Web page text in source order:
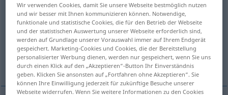
sich verhalten, reagieren
arbeiten, funktionieren
verlaufen, sich verhalten
Wir verwenden Cookies, damit Sie unsere Webseite bestmöglich nutzen
und wir besser mit Ihnen kommunizieren können. Notwendige,
funktionale und statistische Cookies, die für den Betrieb der Webseite
und der statistischen Auswertung unserer Webseite erforderlich sind,
werden auf Grundlage unserer Vorauswahl immer auf Ihrem Endgerät
gespeichert. Marketing-Cookies und Cookies, die der Bereitstellung
personalisierter Werbung dienen, werden nur gespeichert, wenn Sie uns
durch einen Klick auf den „Akzeptieren“-Button Ihr Einverständnis
geben. Klicken Sie ansonsten auf „Fortfahren ohne Akzeptieren“. Sie
können Ihre Einwilligung jederzeit für zukünftige Besuche unserer
Webseite widerrufen. Wenn Sie weitere Informationen zu den Cookies